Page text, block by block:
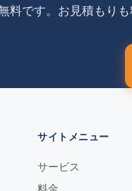
料です。お見積もりも
サイトメニュー
サービス